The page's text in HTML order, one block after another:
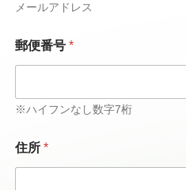
メールアドレス
郵便番号 *
※ハイフンなし数字7桁
住所 *